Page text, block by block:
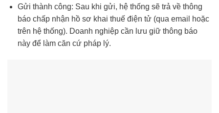
Gửi thành công: Sau khi gửi, hệ thống sẽ trả về thông
báo chấp nhận hồ sơ khai thuế điện tử (qua email hoặc
trên hệ thống). Doanh nghiệp cần lưu giữ thông báo
này để làm căn cứ pháp lý.